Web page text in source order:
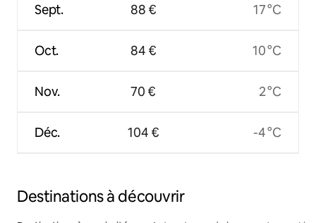
Sept.
Oct.
Nov.
Déc.
88 €
84 €
70 €
104 €
17 °C
10 °C
2 °C
-4 °C
Destinations à découvrir